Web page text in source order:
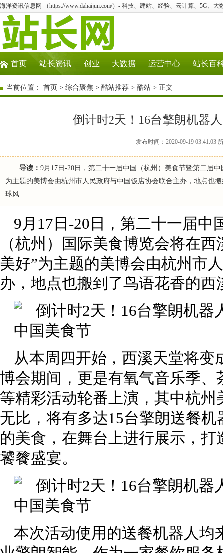
海洋资讯信息网 （https://www.dahaijun.com/）- 科技、建站、经验、云计算、5G、大
首页 站长资讯 创业 大数据 运营中心 站长百
当前位置： 首页 > 综合聚焦 > 酷站推荐 > 酷站 > 正文
倒计时2天！16台擎朗机器
发布时间：2020-09-19 03:41:03
导读： 9月17日-20日，第二十一届中国（杭州）美食节暨第二届
为主题的美博会由杭州市人民政府与中国饭店协会联合主办，地点也
球风
9月17日-20日，第二十一届中
（杭州）国际美食博览会将在
美好”为主题的美博会由杭州市
办，地点也搬到了鸟语花香的西
从本周四开始，西溪天堂将变
博会期间，更是有氧气音乐季
等精彩活动轮番上演，其中杭
无比，将有多达15台擎朗送餐
的美食，在舞台上进行展示，
饕餮盛宴。
本次活动使用的送餐机器人均